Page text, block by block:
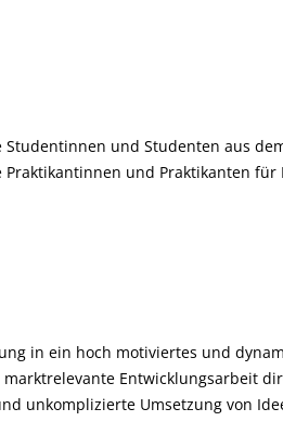
Studentinnen und Studenten aus
Praktikantinnen und Praktikanten
in ein hoch motiviertes und
marktrelevante Entwicklungsarbeit
unkomplizierte Umsetzung von